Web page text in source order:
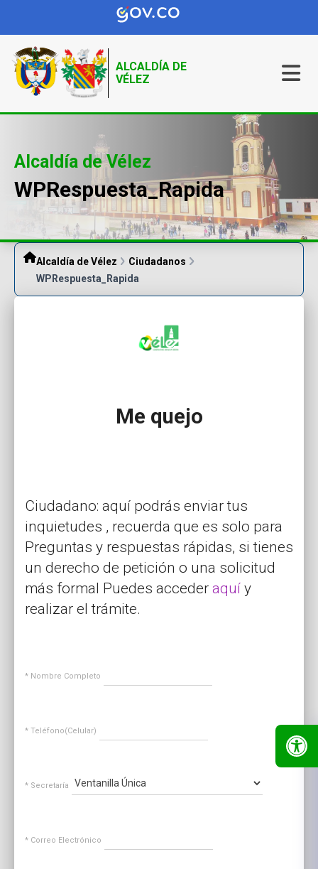
ALCALDÍA DE
VÉLEZ
Alcaldía de Vélez
WPRespuesta_Rapida
Alcaldía de Vélez
Ciudadanos
WPRespuesta_Rapida
Me quejo
Ciudadano: aquí podrás enviar tus
inquietudes , recuerda que es solo para
Preguntas y respuestas rápidas, si tienes
un derecho de petición o una solicitud
más formal Puedes acceder aquí y
realizar el trámite.
* Nombre Completo
* Teléfono(Celular)
* Secretaría
* Correo Electrónico